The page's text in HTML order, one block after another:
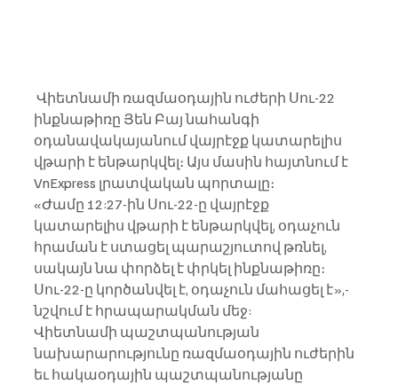
ինքնաթիռը Յեն Բայ նահանգի
օդանավակայանում վայրէջք կատարելիս
վթարի է ենթարկվել։ Այս մասին հայտնում է
VnExpress լրատվական պորտալը։
«Ժամը 12:27-ին Սու-22-ը վայրէջք
կատարելիս վթարի է ենթարկվել, օդաչուն
հրաման է ստացել պարաշյուտով թռնել,
սակայն նա փորձել է փրկել ինքնաթիռը։
Սու-22-ը կործանվել է, օդաչուն մահացել է»,-
նշվում է հրապարակման մեջ:
Վիետնամի պաշտպանության
նախարարությունը ռազմաօդային ուժերին
եւ հակաօդային պաշտպանությանը